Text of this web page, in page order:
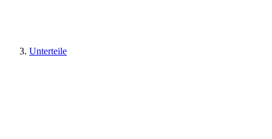
Unterteile